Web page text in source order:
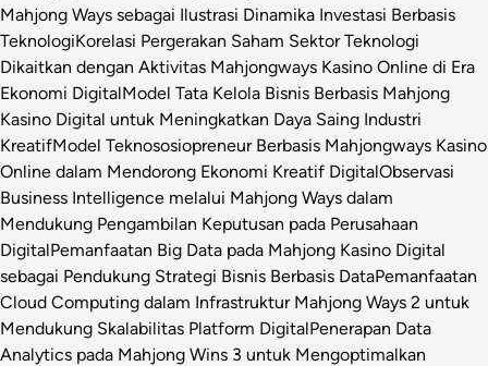
Mahjong Ways sebagai Ilustrasi Dinamika Investasi Berbasis
TeknologiKorelasi Pergerakan Saham Sektor Teknologi
Dikaitkan dengan Aktivitas Mahjongways Kasino Online di Era
Ekonomi DigitalModel Tata Kelola Bisnis Berbasis Mahjong
Kasino Digital untuk Meningkatkan Daya Saing Industri
KreatifModel Teknososiopreneur Berbasis Mahjongways Kasino
Online dalam Mendorong Ekonomi Kreatif DigitalObservasi
Business Intelligence melalui Mahjong Ways dalam
Mendukung Pengambilan Keputusan pada Perusahaan
DigitalPemanfaatan Big Data pada Mahjong Kasino Digital
sebagai Pendukung Strategi Bisnis Berbasis DataPemanfaatan
Cloud Computing dalam Infrastruktur Mahjong Ways 2 untuk
Mendukung Skalabilitas Platform DigitalPenerapan Data
Analytics pada Mahjong Wins 3 untuk Mengoptimalkan